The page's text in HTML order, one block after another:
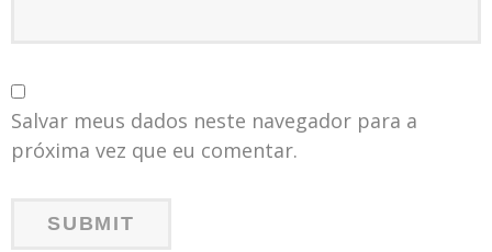
Salvar meus dados neste navegador para a
próxima vez que eu comentar.